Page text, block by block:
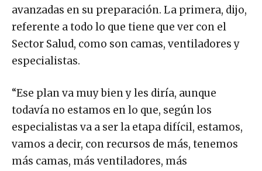
avanzadas en su preparación. La primera, dijo,
referente a todo lo que tiene que ver con el
Sector Salud, como son camas, ventiladores y
especialistas.
“Ese plan va muy bien y les diría, aunque
todavía no estamos en lo que, según los
especialistas va a ser la etapa difícil, estamos,
vamos a decir, con recursos de más, tenemos
más camas, más ventiladores, más